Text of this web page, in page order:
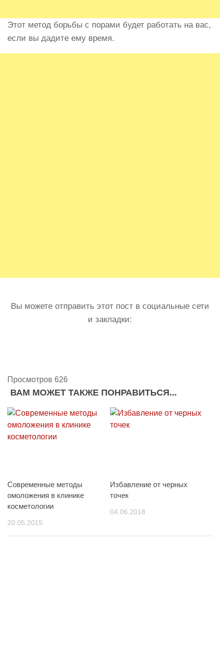
Этот метод борьбы с порами будет работать на вас,
если вы дадите ему время.
Вы можете отправить этот пост в социальные сети
и закладки:
Просмотров 626
ВАМ МОЖЕТ ТАКЖЕ ПОНРАВИТЬСЯ...
Современные методы
омоложения в клинике
косметологии
20.05.2015
Избавление от черных
точек
04.06.2018